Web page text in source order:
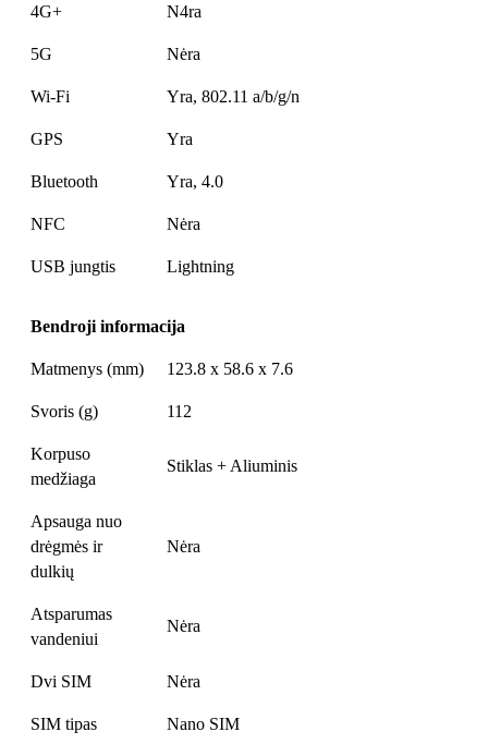
4G+ N4ra
5G Nėra
Wi-Fi Yra, 802.11 a/b/g/n
GPS Yra
Bluetooth Yra, 4.0
NFC Nėra
USB jungtis Lightning
Bendroji informacija
Matmenys (mm) 123.8 x 58.6 x 7.6
Svoris (g) 112
Korpuso
medžiaga
Stiklas + Aliuminis
Apsauga nuo
drėgmės ir
dulkių
Nėra
Atsparumas
vandeniui
Nėra
Dvi SIM Nėra
SIM tipas Nano SIM